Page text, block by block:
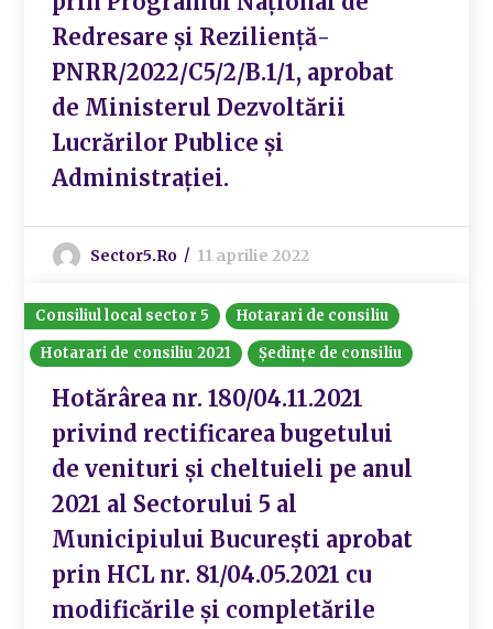
Redresare și Reziliență-
PNRR/2022/C5/2/B.1/1, aprobat
de Ministerul Dezvoltării
Lucrărilor Publice și
Administrației.
Sector5.ro 11 aprilie 2022
Consiliul local sector 5
Hotarari de consiliu
Hotarari de consiliu 2021
Ședințe de consiliu
Hotărârea nr. 180/04.11.2021
privind rectificarea bugetului
de venituri și cheltuieli pe anul
2021 al Sectorului 5 al
Municipiului București aprobat
prin HCL nr. 81/04.05.2021 cu
modificările și completările